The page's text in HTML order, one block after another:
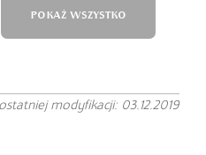
POKAŻ WSZYSTKO
modyfikacji: 03.12.2019